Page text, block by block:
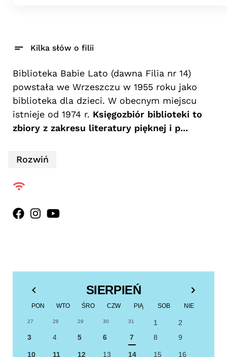
Kilka słów o filii
Biblioteka Babie Lato (dawna Filia nr 14)
powstała we Wrzeszczu w 1955 roku jako
biblioteka dla dzieci. W obecnym miejscu
istnieje od 1974 r. Księgozbiór biblioteki to
zbiory z zakresu literatury pięknej i p...
Rozwiń
SIERPIEŃ
PON WTO ŚRO CZW PIĄ SOB NIE
27 28 29 30 31 1
2
3
4 5 6 7 8 9
10 11 12 13 14 15 16